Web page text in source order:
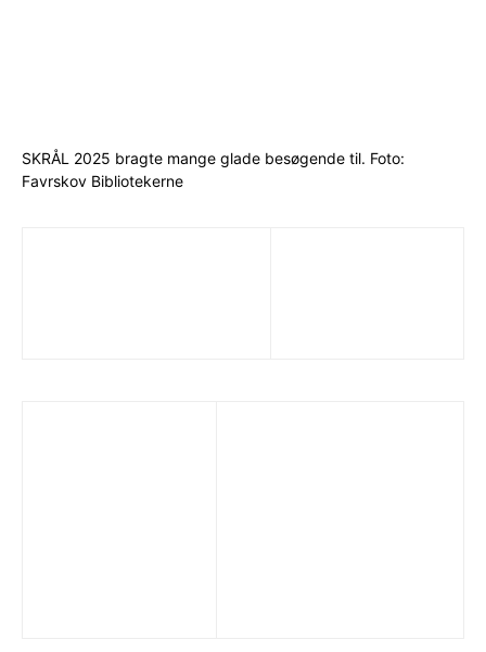
SKRÅL 2025 bragte mange glade besøgende til. Foto:
Favrskov Bibliotekerne